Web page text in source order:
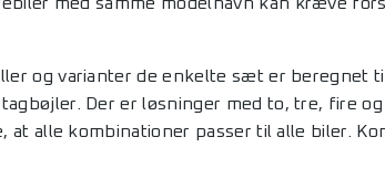
og varianter de enkelte sæt er beregnet
tagbøjler. Der er løsninger med to, tre, fire
at alle kombinationer passer til alle biler.